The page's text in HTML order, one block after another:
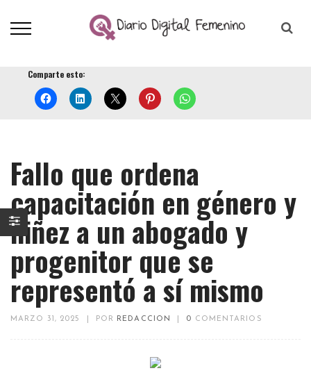
Comparte esto:
Fallo que ordena
capacitación en género y
niñez a un abogado y
progenitor que se
representó a sí mismo
MARZO 31, 2025 POR REDACCION 0 COMENTARIOS